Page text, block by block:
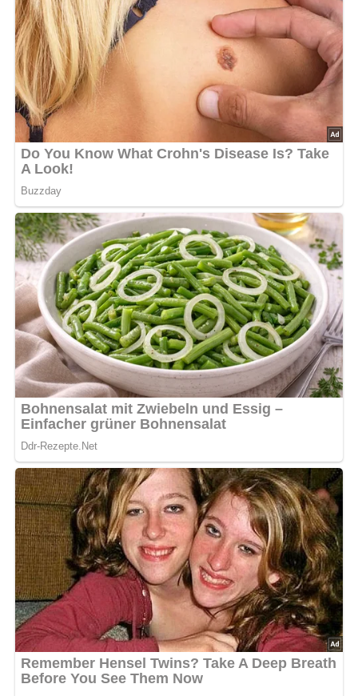
siedendem Salzwasser kurz dünsten.
Die feingehackten Zwiebeln in Schmalz anbraten, mit
Mehl anschwitzen, Dünstsud auffüllen und zu einer
dicken Soße verkochen.
In die Soße das abgetropfte Weißkraut geben, geschälte,
streifig geschnittene Apfel und Kümmel zufügen – mit
Zucker und Essig abschmecken und gardünsten.
Das Kraut soll etwas breiig aussehen und süßsauer
schmecken.
Es kann auch mit einer feingeriebenen Kartoffel
eingedickt werden.
Zu Schweinefleisch, Kochfleisch und Kartoffelgerichten
servieren.
[Nach: Tschechische Küche » Verlag PRACE, Praha, Verlag für die Frau, Leipzig, 1987]
5/5(2 Bewertung)